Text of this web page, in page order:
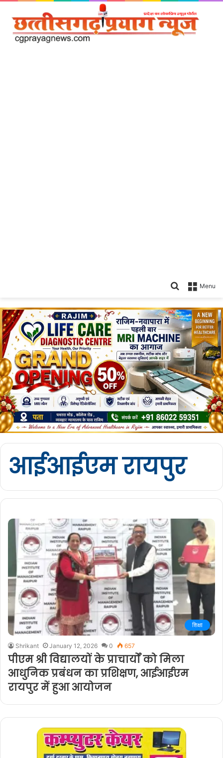
Menu
Search
आईआईएम रायपुर
शिक्षा
Shrikant January 12, 2026 0 657
पीएम श्री विद्यालयों के प्राचार्यों को मिला
आधुनिक प्रबंधन का प्रशिक्षण, आईआईएम
रायपुर में हुआ आयोजन